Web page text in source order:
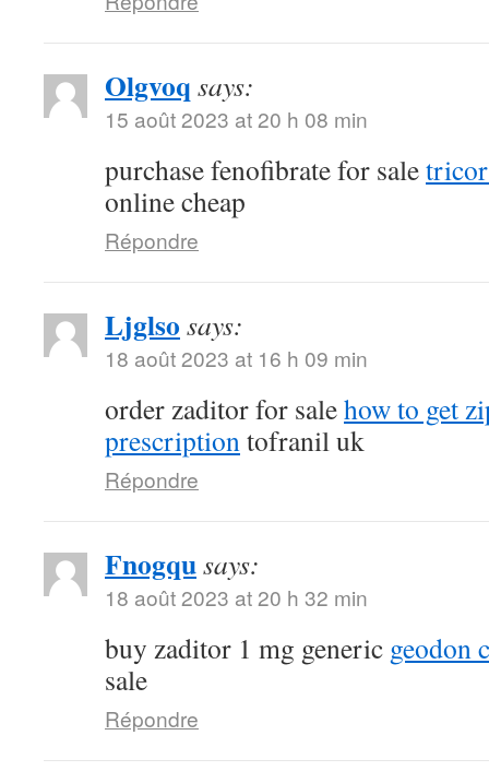
Olgvoq says:
15 août 2023 at 20 h 08 min
purchase fenofibrate for sale
online cheap
Répondre
Ljglso says:
18 août 2023 at 16 h 09 min
order zaditor for salehow to get
prescriptiontofranil uk
Répondre
Fnogqusays:
18 août 2023 at 20 h 32 min
buy zaditor 1 mg generic geodon
sale
Répondre